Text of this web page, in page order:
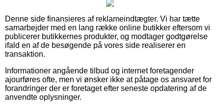
Denne side finansieres af reklameindtægter. Vi har tætte
samarbejder med en lang række online butikker eftersom vi
publicerer butikkernes produkter, og modtager godtgørelse
ifald en af de besøgende på vores side realiserer en
transaktion.
Informationer angående tilbud og internet foretagender
ajourføres ofte, men vi ønsker ikke at påtage os ansvaret for
forandringer der er foretaget efter seneste opdatering af de
anvendte oplysninger.